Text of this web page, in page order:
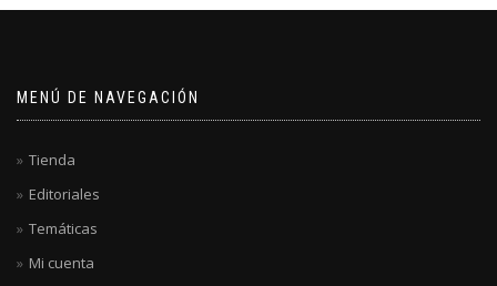
MENÚ DE NAVEGACIÓN
Tienda
Editoriales
Temáticas
Mi cuenta